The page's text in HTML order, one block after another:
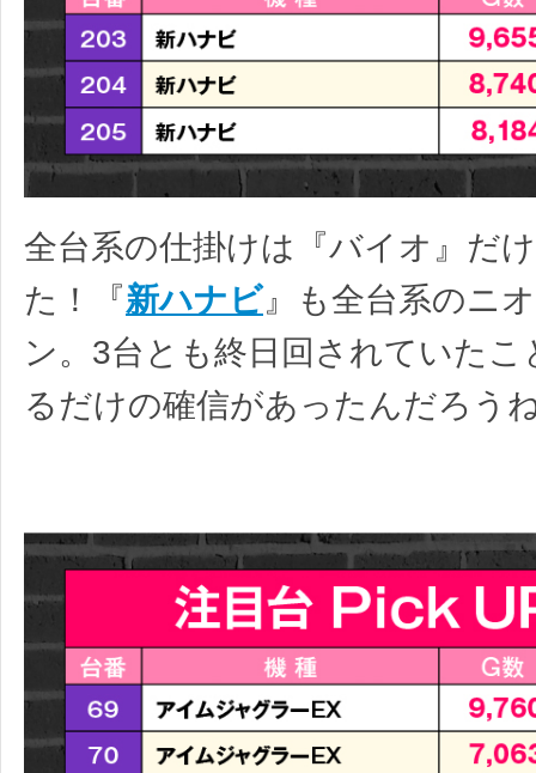
全台系の仕掛けは『バイオ』だ
た！『新ハナビ』も全台系のニ
ン。3台とも終日回されていたこ
るだけの確信があったんだろう